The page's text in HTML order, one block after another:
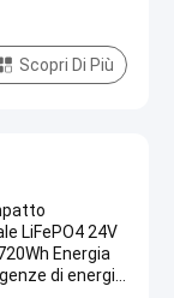
Chatta
Scopri Di Più
LiFePO4 24V
Energia
di energia